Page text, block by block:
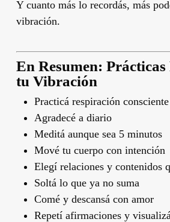
Y cuanto más lo recordás, más
vibración.
En Resumen:
tu Vibración
Practicá respiración consciente
Agradecé a diario
Meditá aunque sea 5 minutos
Mové tu cuerpo con intención
Elegí relaciones y contenidos
Soltá lo que ya no suma
Comé y descansá con amor
Repetí afirmaciones y